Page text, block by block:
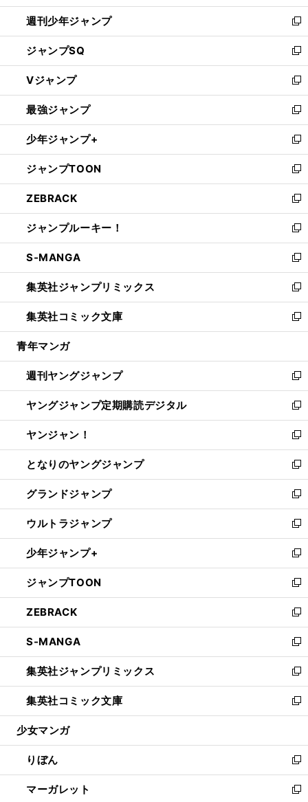
開
く
週刊少年ジャンプ
新
し
い
ウ
ィ
ン
ド
ウ
で
開
く
ジャンプSQ
新
し
い
ウ
ィ
ン
ド
ウ
で
開
く
Vジャンプ
新
し
い
ウ
ィ
ン
ド
ウ
で
開
く
最強ジャンプ
新
し
い
ウ
ィ
ン
ド
ウ
で
開
く
少年ジャンプ+
新
し
い
ウ
ィ
ン
ド
ウ
で
開
く
ジャンプTOON
新
し
い
ウ
ィ
ン
ド
ウ
で
開
く
ZEBRACK
新
し
い
ウ
ィ
ン
ド
ウ
で
開
ジャンプルーキー！
新
し
い
ウ
ィ
ン
ド
ウ
開
く
S-MANGA
新
し
い
ウ
ィ
ン
ウ
で
開
く
集英社ジャンプリミックス
新
し
い
ウ
ン
ド
ウ
で
開
く
集英社コミック文庫
新
し
ウ
ィ
ン
ド
ウ
で
開
く
青年マンガ
週刊ヤングジャンプ
新
し
い
ウ
ィ
ン
ド
ウ
で
開
く
ヤングジャンプ定期購読デジタル
新
し
い
ウ
ィ
ン
ド
ウ
で
開
く
ヤンジャン！
新
し
い
ウ
ィ
ン
ド
ウ
で
開
く
となりのヤングジャンプ
新
し
い
ウ
ィ
ン
ド
ウ
で
開
く
グランドジャンプ
新
し
い
ウ
ィ
ン
ド
ウ
で
開
く
ウルトラジャンプ
新
し
い
ウ
ィ
ン
ド
ウ
で
開
く
少年ジャンプ+
新
し
い
ウ
ィ
ン
ド
ウ
で
開
く
ジャンプTOON
新
し
い
ウ
ィ
ン
ド
ウ
で
開
ZEBRACK
新
し
い
ウ
ィ
ン
ド
ウ
開
く
S-MANGA
新
し
い
ウ
ィ
ン
ウ
で
開
く
集英社ジャンプリミックス
新
し
い
ウ
ン
ド
ウ
で
集英社コミック文庫
新
し
ウ
ィ
ン
ド
少女マンガ
りぼん
新
し
い
マーガレット
新